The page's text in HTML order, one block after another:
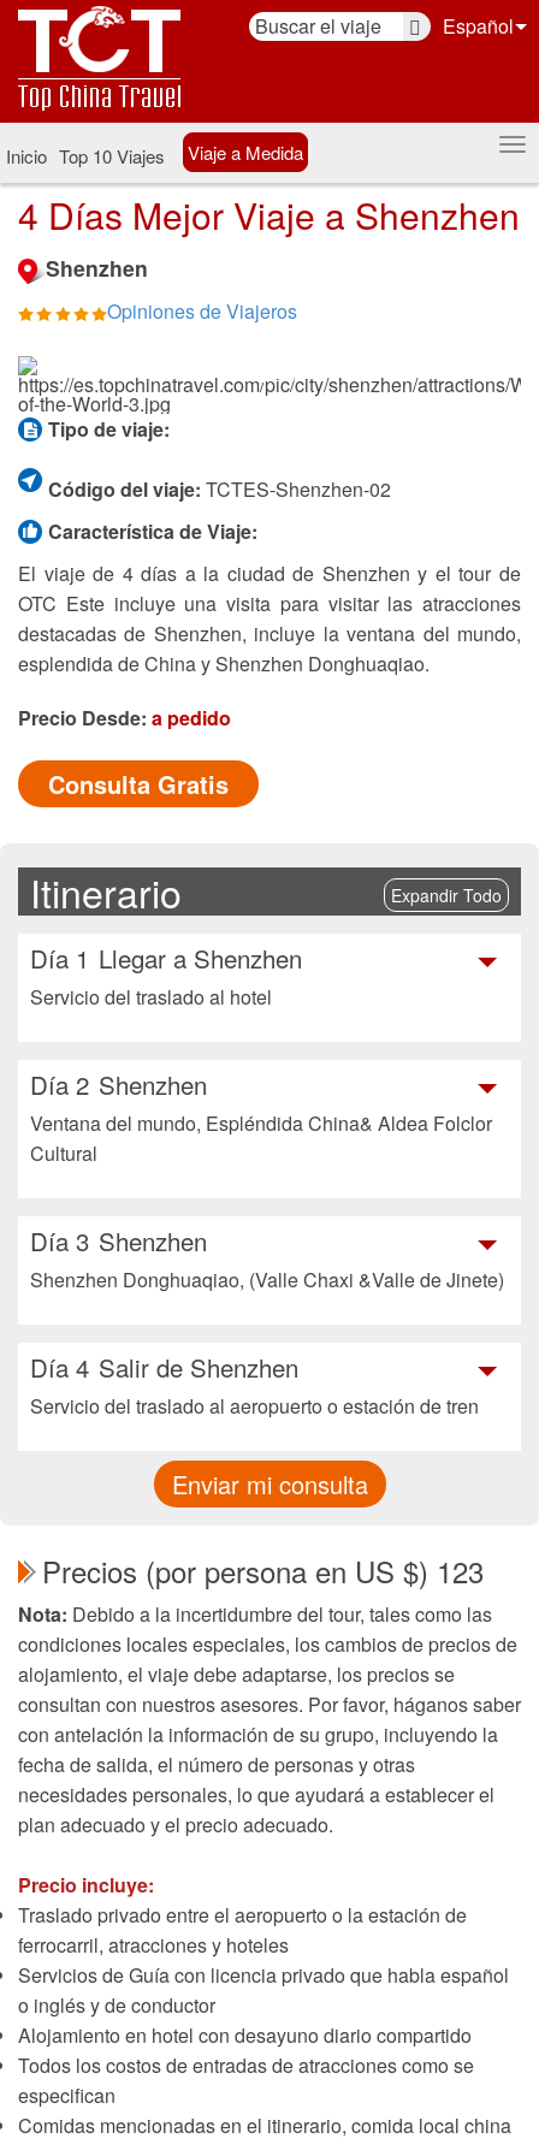
Español
Inicio Top 10 Viajes Viaje a Medida
4 Días Mejor Viaje a Shenzhen
Shenzhen
Opiniones de Viajeros
Tipo de viaje:
Código del viaje: TCTES-Shenzhen-02
Característica de Viaje:
El viaje de 4 días a la ciudad de Shenzhen y el tour de
OTC Este incluye una visita para visitar las atracciones
destacadas de Shenzhen, incluye la ventana del mundo,
esplendida de China y Shenzhen Donghuaqiao.
Precio Desde: a pedido
Consulta Gratis
Itinerario Expandir Todo
Día 1 Llegar a Shenzhen
Servicio del traslado al hotel
Día 2 Shenzhen
Ventana del mundo, Espléndida China& Aldea Folclor
Cultural
Día 3 Shenzhen
Shenzhen Donghuaqiao, (Valle Chaxi &Valle de Jinete)
Día 4 Salir de Shenzhen
Servicio del traslado al aeropuerto o estación de tren
Enviar mi consulta
Precios (por persona en US $) 123
Nota: Debido a la incertidumbre del tour, tales como las
condiciones locales especiales, los cambios de precios de
alojamiento, el viaje debe adaptarse, los precios se
consultan con nuestros asesores. Por favor, háganos saber
con antelación la información de su grupo, incluyendo la
fecha de salida, el número de personas y otras
necesidades personales, lo que ayudará a establecer el
plan adecuado y el precio adecuado.
Precio incluye:
Traslado privado entre el aeropuerto o la estación de
ferrocarril, atracciones y hoteles
Servicios de Guía con licencia privado que habla español
o inglés y de conductor
Alojamiento en hotel con desayuno diario compartido
Todos los costos de entradas de atracciones como se
especifican
Comidas mencionadas en el itinerario, comida local china